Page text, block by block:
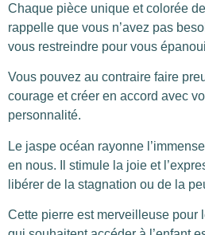
Chaque pièce unique et colorée
rappelle que vous n’avez pas
vous restreindre pour vous
Vous pouvez au contraire faire
courage et créer en accord avec
personnalité.
Le jaspe océan rayonne
en nous. Il stimule la joie et
libérer de la stagnation ou de la
Cette pierre est merveilleuse pour